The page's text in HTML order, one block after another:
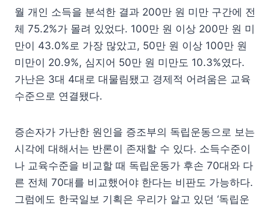
월 개인 소득을 분석한 결과 200만 원 미만 구간에 전
체 75.2%가 몰려 있었다. 100만 원 이상 200만 원 미
만이 43.0%로 가장 많았고, 50만 원 이상 100만 원
미만이 20.9%, 심지어 50만 원 미만도 10.3%였다.
가난은 3대 4대로 대물림됐고 경제적 어려움은 교육
수준으로 연결됐다.
증손자가 가난한 원인을 증조부의 독립운동으로 보는
시각에 대해서는 반론이 존재할 수 있다. 소득수준이
나 교육수준을 비교할 때 독립운동가 후손 70대와 다
른 전체 70대를 비교했어야 한다는 비판도 가능하다.
그럼에도 한국일보 기획은 우리가 알고 있던 ‘독립운